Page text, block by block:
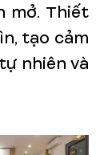
mở. Thiết
tạo cảm
nhiên và